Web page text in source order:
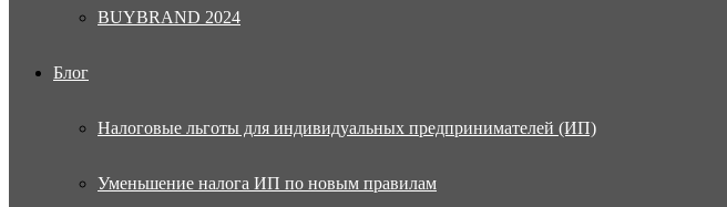
BUYBRAND 2024
Блог
Налоговые льготы для индивидуальных предпринимателей (ИП)
Уменьшение налога ИП по новым правилам